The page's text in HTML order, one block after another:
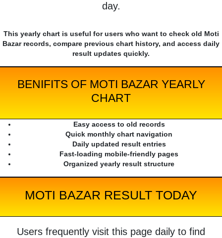
day.
This yearly chart is useful for users who want to check old Moti
Bazar records, compare previous chart history, and access daily
result updates quickly.
BENIFITS OF MOTI BAZAR YEARLY
CHART
Easy access to old records
Quick monthly chart navigation
Daily updated result entries
Fast-loading mobile-friendly pages
Organized yearly result structure
MOTI BAZAR RESULT TODAY
Users frequently visit this page daily to find